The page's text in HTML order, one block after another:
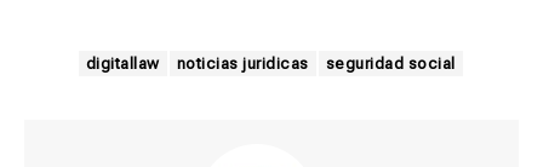
digitallaw noticias juridicas seguridad social